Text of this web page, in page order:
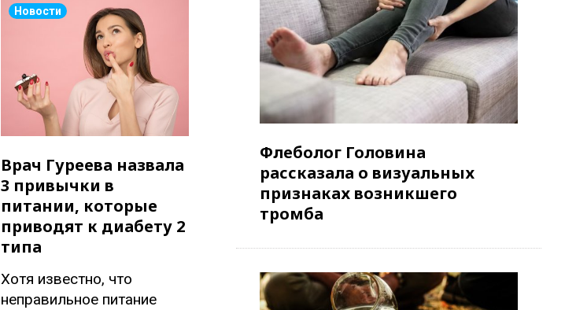
Новости
Врач Гуреева назвала
3 привычки в
питании, которые
приводят к диабету 2
типа
Хотя известно, что
неправильное питание
Флеболог Головина
рассказала о визуальных
признаках возникшего
тромба